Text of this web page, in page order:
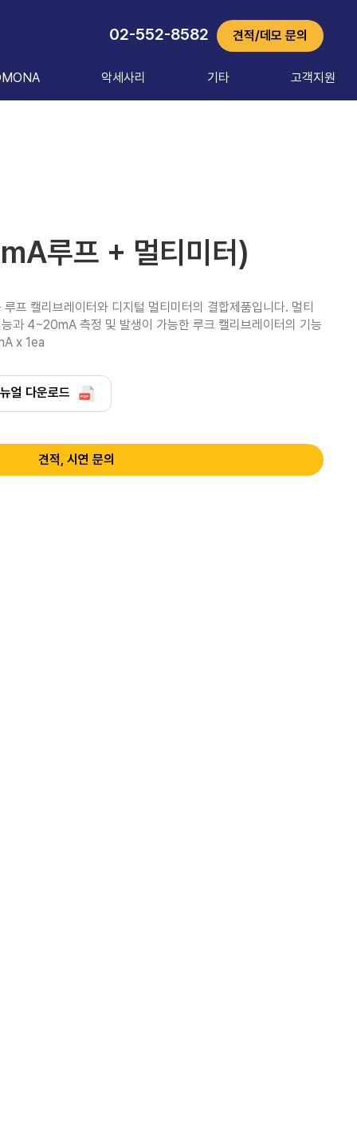
02-552-8582 견적/데모 문의
악세사리 기타 고객지원
루프 + 멀티미터)
프 캘리브레이터와 디지털 멀티미터의 결합제품입니다. 멀티
과 4~20mA 측정 및 발생이 가능한 루크 캘리브레이터의 기능
x 1ea
얼 다운로드
견적, 시연 문의